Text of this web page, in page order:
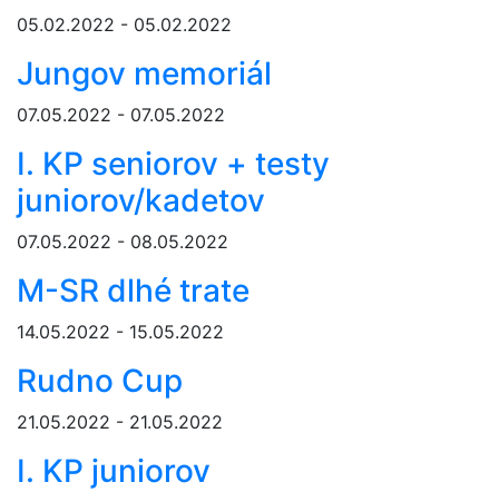
05.02.2022 - 05.02.2022
Jungov memoriál
07.05.2022 - 07.05.2022
I. KP seniorov + testy
juniorov/kadetov
07.05.2022 - 08.05.2022
M-SR dlhé trate
14.05.2022 - 15.05.2022
Rudno Cup
21.05.2022 - 21.05.2022
I. KP juniorov